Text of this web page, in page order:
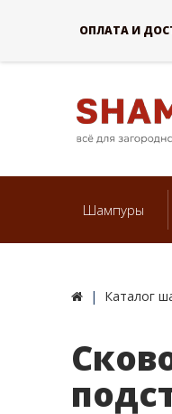
Шампуры
Каталог
ОПЛАТА И